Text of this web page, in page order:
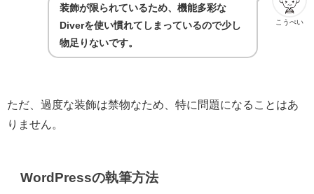
こうぺい
装飾が限られているため、機能多彩な
Diverを使い慣れてしまっているので少し
物足りないです。
ただ、過度な装飾は禁物なため、特に問題になることはあ
りません。
WordPressの執筆方法